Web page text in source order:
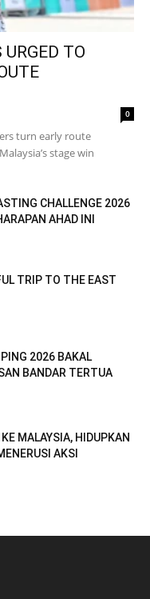
TO
0
turn early route
stage win
CHALLENGE 2026
AHAD INI
TRIP TO THE EAST
2026 BAKAL
BANDAR TERTUA
MALAYSIA, HIDUPKAN
AKSI